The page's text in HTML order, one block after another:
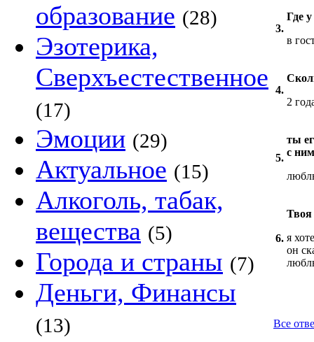
образование (28)
Эзотерика,
Сверхъестественное
(17)
Эмоции (29)
Актуальное (15)
Алкоголь, табак,
вещества (5)
Города и страны (7)
Деньги, Финансы
(13)
3.
Где
в
4.
2
5.
ты
с
6.
Твоя
я
он
Все